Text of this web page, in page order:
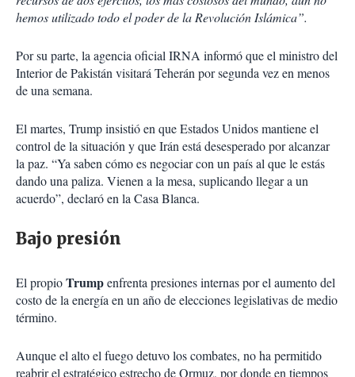
hemos utilizado todo el poder de la Revolución Islámica”.
Por su parte, la agencia oficial IRNA informó que el ministro del
Interior de Pakistán visitará Teherán por segunda vez en menos
de una semana.
El martes, Trump insistió en que Estados Unidos mantiene el
control de la situación y que Irán está desesperado por alcanzar
la paz. “Ya saben cómo es negociar con un país al que le estás
dando una paliza. Vienen a la mesa, suplicando llegar a un
acuerdo”, declaró en la Casa Blanca.
Bajo presión
El propioTrumpenfrenta presiones internas por el aumento del
costo de la energía en un año de elecciones legislativas de medio
término.
Aunque el alto el fuego detuvo los combates, no ha permitido
reabrir el estratégico estrecho de Ormuz, por donde en tiempos